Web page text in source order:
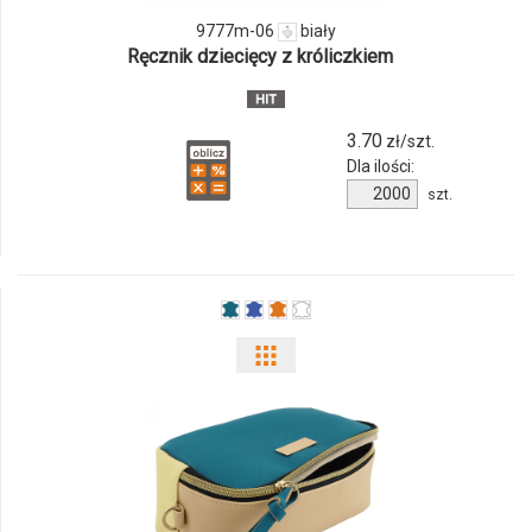
9777m-06 biały
Ręcznik dziecięcy z króliczkiem
3.70zł/szt.
Dla ilości:
Ilość
produktu
szt.
odmiany
i
ilości